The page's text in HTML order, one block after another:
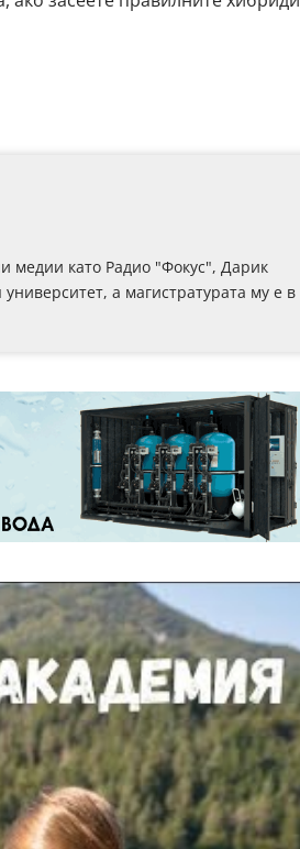
медии като Радио "Фокус", Дарик
а магистратурата му е в